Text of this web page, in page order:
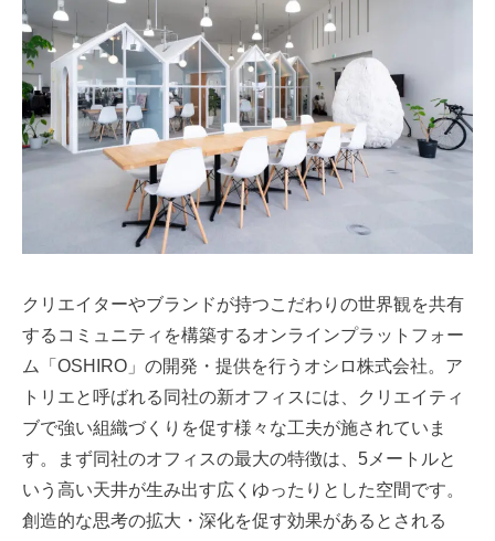
クリエイターやブランドが持つこだわりの世界観を共有
するコミュニティを構築するオンラインプラットフォー
ム「OSHIRO」の開発・提供を行うオシロ株式会社。ア
トリエと呼ばれる同社の新オフィスには、クリエイティ
ブで強い組織づくりを促す様々な工夫が施されていま
す。まず同社のオフィスの最大の特徴は、5メートルと
いう高い天井が生み出す広くゆったりとした空間です。
創造的な思考の拡大・深化を促す効果があるとされる